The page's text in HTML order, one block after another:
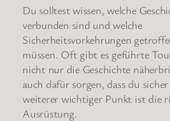
Du solltest wissen, welche
verbunden sind und welche
Sicherheitsvorkehrungen
müssen. Oft gibt es geführte
nicht nur die Geschichte
auch dafür sorgen, dass du
weiterer wichtiger Punkt ist die
Ausrüstung.